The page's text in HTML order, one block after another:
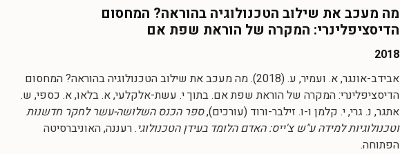
מה מעכב את שילוב הטכנולוגיה בהוראה? המחסום
הדיסציפלינרי: המקרה של הוראת שפת אם
2018
אבידב-אונגר, א. ועמיר, ע. (2018). מה מעכב את שילוב הטכנולוגיה בהוראה? המחסום
הדיסציפלינרי: המקרה של הוראת שפת אם. בתוך י. עשת-אלקלעי, א. בלאו, א. כספי, ש.
אתגר, נ. גרי, י. קלמן ו-ו. זילבר-ורוד (עורכים),ספר הכנס השלושה-עשר לחקר חדשנות
וטכנולוגיות למידה ע"ש צ'ייס: האדם הלומד בעידן הטכנולוגי. רעננה, האוניברסיטה
הפתוחה.